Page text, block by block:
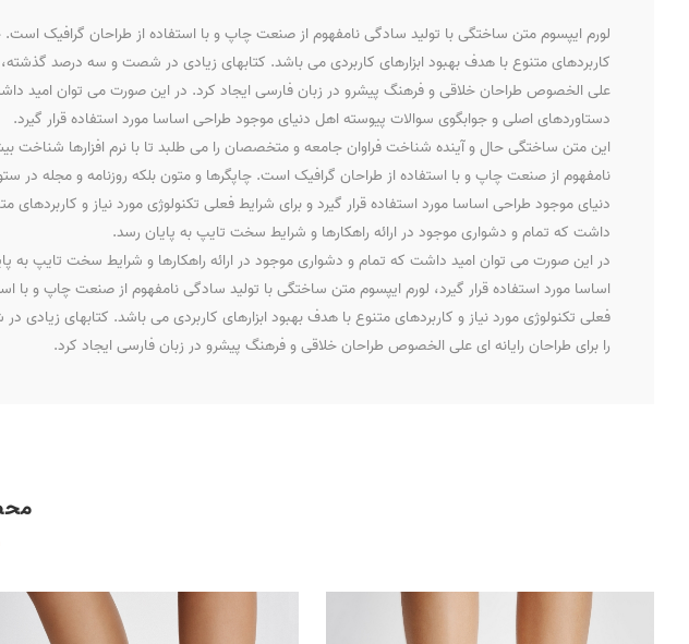
لورم ایپسوم متن ساختگی با تولید سادگی نامفهوم از صنعت چاپ و با استفاده از طراحان گرافیک
کاربردهای متنوع با هدف بهبود ابزارهای کاربردی می باشد. کتابهای زیادی در شصت و سه درصد
علی الخصوص طراحان خلاقی و فرهنگ پیشرو در زبان فارسی ایجاد کرد. در این صورت می توان امید
دستاوردهای اصلی و جوابگوی سوالات پیوسته اهل دنیای موجود طراحی اساسا مورد استفاده قرار گیرد.
این متن ساختگی حال و آینده شناخت فراوان جامعه و متخصصان را می طلبد تا با نرم افزارها شناخت
نامفهوم از صنعت چاپ و با استفاده از طراحان گرافیک است. چاپگرها و متون بلکه روزنامه و مجله
دنیای موجود طراحی اساسا مورد استفاده قرار گیرد و برای شرایط فعلی تکنولوژی مورد نیاز و
داشت که تمام و دشواری موجود در ارائه راهکارها و شرایط سخت تایپ به پایان رسد.
در این صورت می توان امید داشت که تمام و دشواری موجود در ارائه راهکارها و شرایط سخت تایپ به
اساسا مورد استفاده قرار گیرد، لورم ایپسوم متن ساختگی با تولید سادگی نامفهوم از صنعت چاپ و
فعلی تکنولوژی مورد نیاز و کاربردهای متنوع با هدف بهبود ابزارهای کاربردی می باشد. کتابهای
را برای طراحان رایانه ای علی الخصوص طراحان خلاقی و فرهنگ پیشرو در زبان فارسی ایجاد کرد.